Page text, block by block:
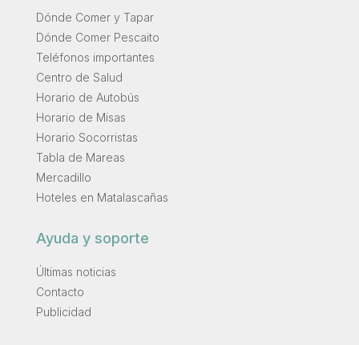
Dónde Comer y Tapar
Dónde Comer Pescaito
Teléfonos importantes
Centro de Salud
Horario de Autobús
Horario de Misas
Horario Socorristas
Tabla de Mareas
Mercadillo
Hoteles en Matalascañas
Ayuda y soporte
Últimas noticias
Contacto
Publicidad